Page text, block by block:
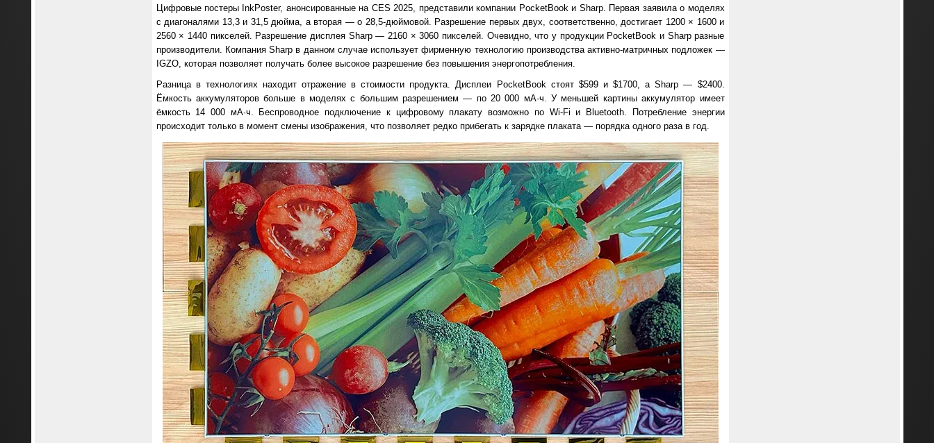
Цифровые постеры InkPoster, анонсированные на CES 2025, представили компании PocketBook и Sharp. Первая заявила о моделях
с диагоналями 13,3 и 31,5 дюйма, а вторая — о 28,5-дюймовой. Разрешение первых двух, соответственно, достигает 1200 × 1600 и
2560 × 1440 пикселей. Разрешение дисплея Sharp — 2160 × 3060 пикселей. Очевидно, что у продукции PocketBook и Sharp разные
производители. Компания Sharp в данном случае использует фирменную технологию производства активно-матричных подложек —
IGZO, которая позволяет получать более высокое разрешение без повышения энергопотребления.
Разница в технологиях находит отражение в стоимости продукта. Дисплеи PocketBook стоят $599 и $1700, а Sharp — $2400.
Ёмкость аккумуляторов больше в моделях с большим разрешением — по 20 000 мА·ч. У меньшей картины аккумулятор имеет
ёмкость 14 000 мА·ч. Беспроводное подключение к цифровому плакату возможно по Wi-Fi и Bluetooth. Потребление энергии
происходит только в момент смены изображения, что позволяет редко прибегать к зарядке плаката — порядка одного раза в год.